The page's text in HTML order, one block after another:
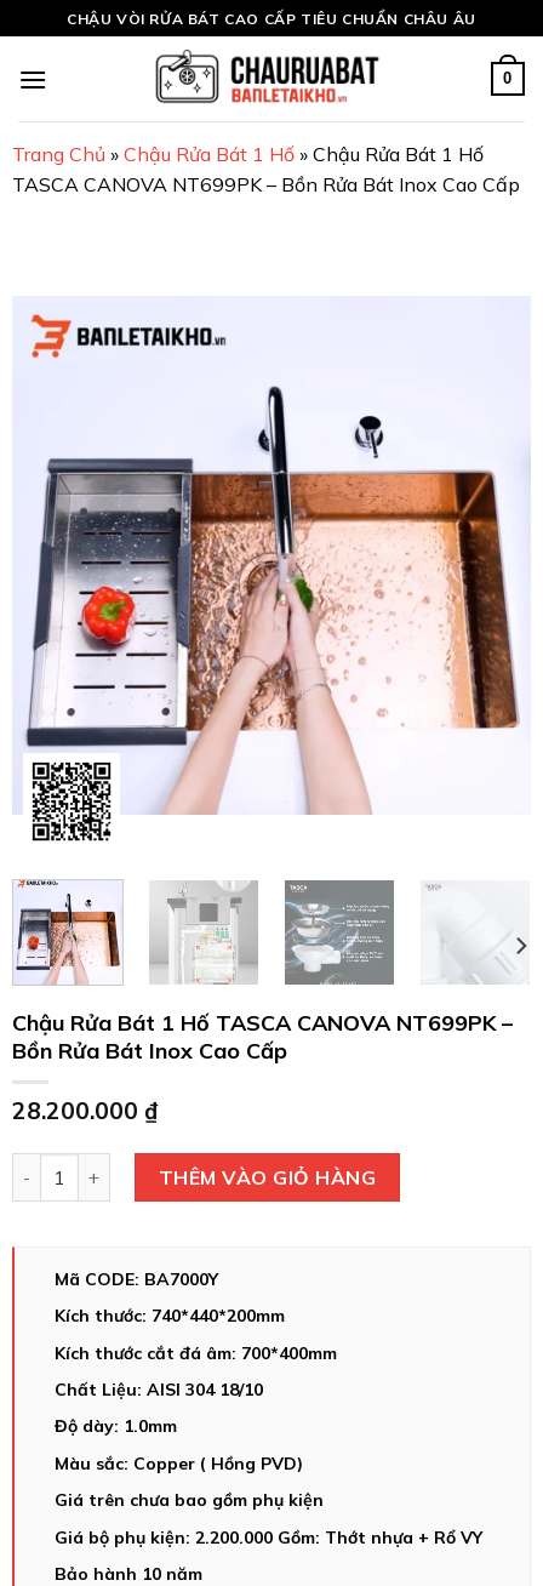
to
content
CHẬU VÒI RỬA BÁT CAO CẤP TIÊU CHUẨN CHÂU ÂU
0
Trang Chủ » Chậu Rửa Bát 1 Hố» Chậu Rửa Bát 1 Hố
TASCA CANOVA NT699PK – Bồn Rửa Bát Inox Cao Cấp
Chậu Rửa Bát 1 Hố TASCA CANOVA NT699PK –
Bồn Rửa Bát Inox Cao Cấp
28.200.000 ₫
Chậu Rửa Bát 1 Hố TASCA CANOVA NT699PK – Bồn Rửa
THÊM VÀO GIỎ HÀNG
Mã CODE: BA7000Y
Kích thước: 740*440*200mm
Kích thước cắt đá âm: 700*400mm
Chất Liệu: AISI 304 18/10
Độ dày: 1.0mm
Màu sắc: Copper ( Hồng PVD)
Giá trên chưa bao gồm phụ kiện
Giá bộ phụ kiện: 2.200.000 Gồm: Thớt nhựa + Rổ VY
Bảo hành 10 năm